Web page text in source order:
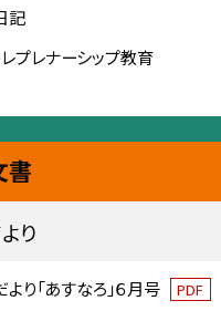
記
プレナーシップ教育
書
り
り「あすなろ」６月号 PDF